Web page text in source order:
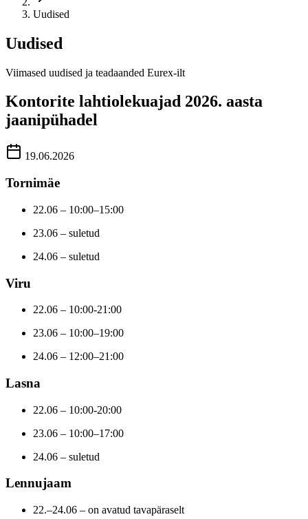
Uudised
Uudised
Viimased uudised ja teadaanded Eurex-ilt
Kontorite lahtiolekuajad 2026. aasta
jaanipühadel
19.06.2026
Tornimäe
22.06 – 10:00–15:00
23.06 – suletud
24.06 – suletud
Viru
22.06 – 10:00-21:00
23.06 – 10:00–19:00
24.06 – 12:00–21:00
Lasna
22.06 – 10:00-20:00
23.06 – 10:00–17:00
24.06 – suletud
Lennujaam
22.–24.06 – on avatud tavapäraselt